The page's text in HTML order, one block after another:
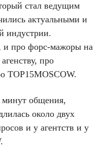
стал ведущим
актуальными и
индустрии.
и про форс-мажоры на
про
TOP15MOSCOW.
минут общения,
около двух
и у агентств и у